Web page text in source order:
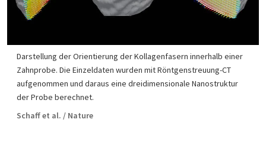
Darstellung der Orientierung der Kollagenfasern innerhalb einer
Zahnprobe. Die Einzeldaten wurden mit Röntgenstreuung-CT
aufgenommen und daraus eine dreidimensionale Nanostruktur
der Probe berechnet.
Schaff et al. / Nature